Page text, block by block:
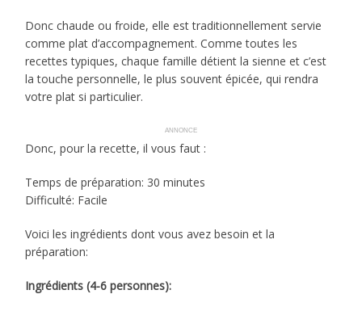
Donc chaude ou froide, elle est traditionnellement servie
comme plat d’accompagnement. Comme toutes les
recettes typiques, chaque famille détient la sienne et c’est
la touche personnelle, le plus souvent épicée, qui rendra
votre plat si particulier.
ANNONCE
Donc, pour la recette, il vous faut :
Temps de préparation: 30 minutes
Difficulté: Facile
Voici les ingrédients dont vous avez besoin et la
préparation:
Ingrédients (4-6 personnes):